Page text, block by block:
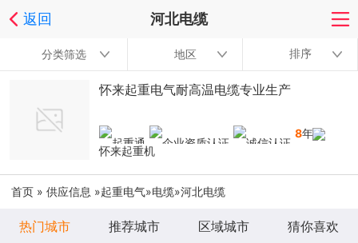
返回 河北电缆
分类筛选 地区 排序
怀来起重电气耐高温电缆专业生产
8年
怀来起重机
首页 » 供应信息 »起重电气»电缆»河北电缆
热门城市 推荐城市 区域城市 猜你喜欢